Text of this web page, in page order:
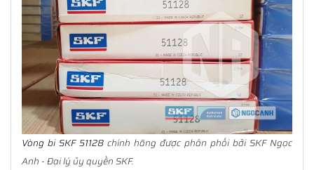
Vòng bi SKF 51128 chính hãng được phân phối bởi SKF Ngọc
Anh - Đại lý ủy quyền SKF.